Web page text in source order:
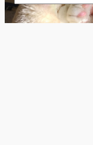
ッ
プ
索